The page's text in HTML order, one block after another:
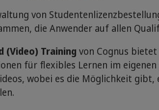
von
die Anwender auf allen
(Video) Training von Cognus
für flexibles Lernen im
wobei es die Möglichkeit